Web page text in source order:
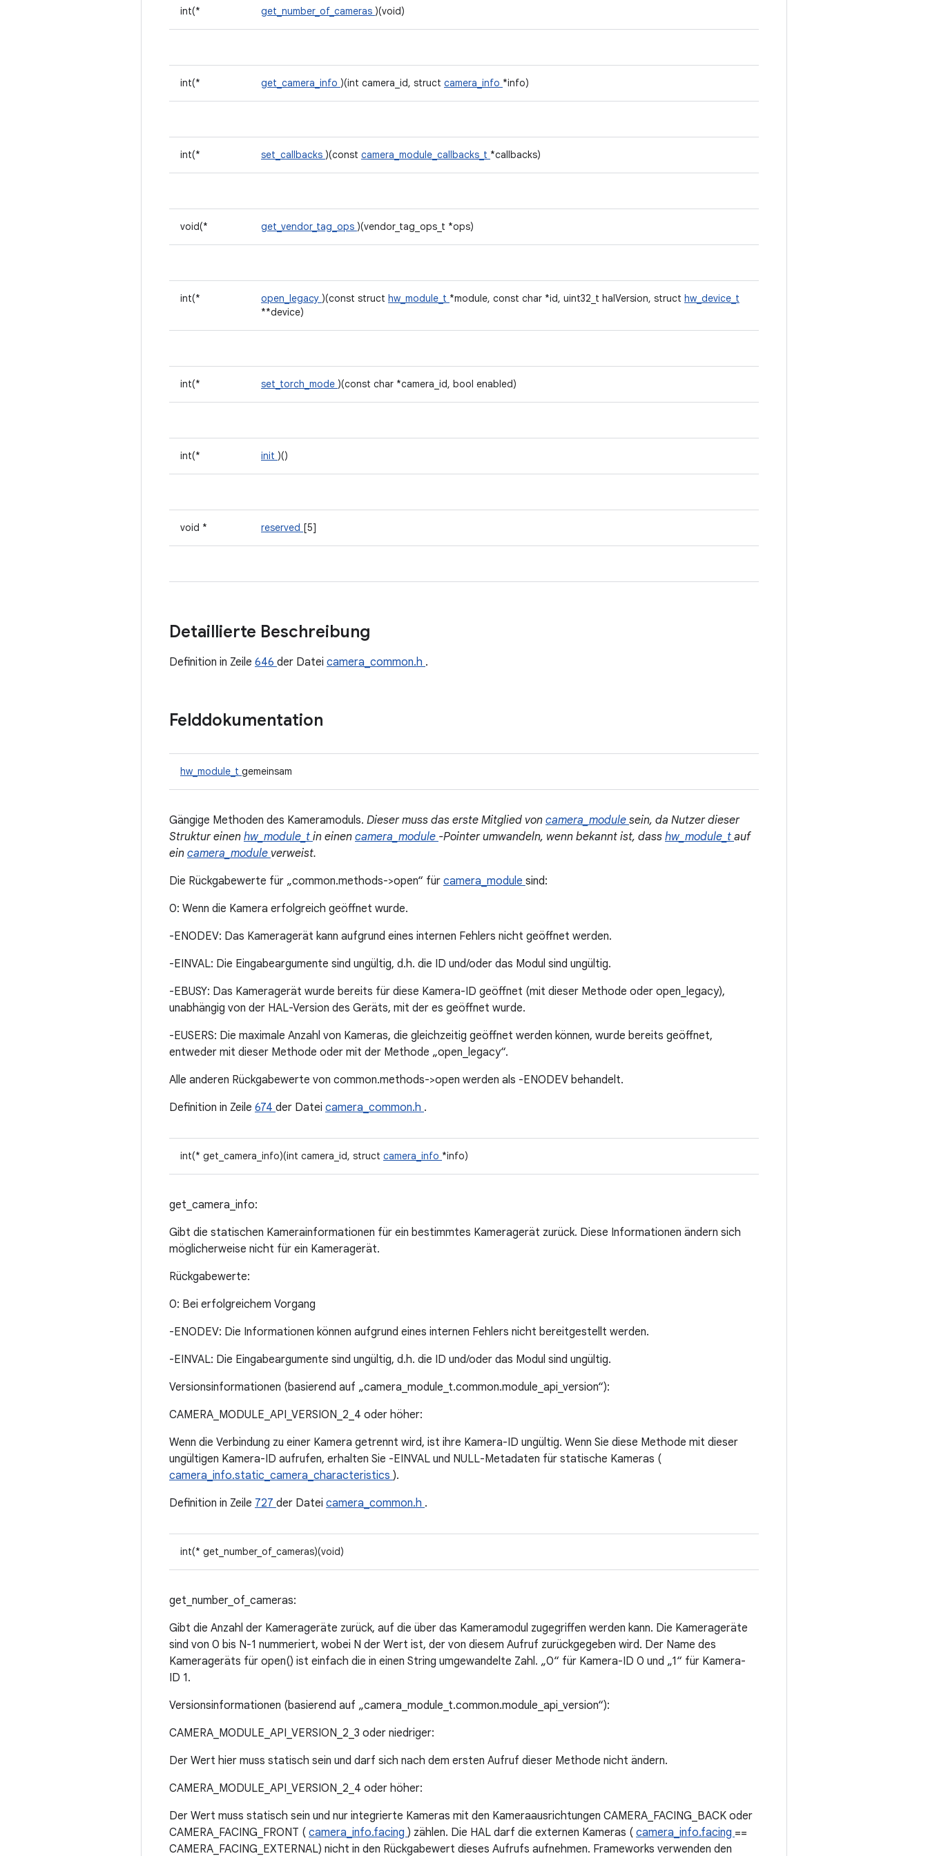
int(* get_number_of_cameras )(void)
int(* get_camera_info )(int camera_id, struct camera_info *info)
int(* set_callbacks )(const camera_module_callbacks_t *callbacks)
void(* get_vendor_tag_ops )(vendor_tag_ops_t *ops)
int(* open_legacy )(const struct hw_module_t *module, const char *id, uint32_t halVersion, struct hw_device_t
**device)
int(* set_torch_mode )(const char *camera_id, bool enabled)
int(* init )()
void * reserved [5]
Detaillierte Beschreibung
Definition in Zeile 646 der Datei camera_common.h .
Felddokumentation
hw_module_t gemeinsam
Gängige Methoden des Kameramoduls. Dieser muss das erste Mitglied von camera_module sein, da Nutzer dieser
Struktur einen hw_module_t in einen camera_module -Pointer umwandeln, wenn bekannt ist, dass hw_module_t auf
ein camera_module verweist.
Die Rückgabewerte für „common.methods->open“ für camera_module sind:
0: Wenn die Kamera erfolgreich geöffnet wurde.
-ENODEV: Das Kameragerät kann aufgrund eines internen Fehlers nicht geöffnet werden.
-EINVAL: Die Eingabeargumente sind ungültig, d.h. die ID und/oder das Modul sind ungültig.
-EBUSY: Das Kameragerät wurde bereits für diese Kamera-ID geöffnet (mit dieser Methode oder open_legacy),
unabhängig von der HAL-Version des Geräts, mit der es geöffnet wurde.
-EUSERS: Die maximale Anzahl von Kameras, die gleichzeitig geöffnet werden können, wurde bereits geöffnet,
entweder mit dieser Methode oder mit der Methode „open_legacy“.
Alle anderen Rückgabewerte von common.methods->open werden als -ENODEV behandelt.
Definition in Zeile 674 der Datei camera_common.h .
int(* get_camera_info)(int camera_id, struct camera_info *info)
get_camera_info:
Gibt die statischen Kamerainformationen für ein bestimmtes Kameragerät zurück. Diese Informationen ändern sich
möglicherweise nicht für ein Kameragerät.
Rückgabewerte:
0: Bei erfolgreichem Vorgang
-ENODEV: Die Informationen können aufgrund eines internen Fehlers nicht bereitgestellt werden.
-EINVAL: Die Eingabeargumente sind ungültig, d.h. die ID und/oder das Modul sind ungültig.
Versionsinformationen (basierend auf „camera_module_t.common.module_api_version“):
CAMERA_MODULE_API_VERSION_2_4 oder höher:
Wenn die Verbindung zu einer Kamera getrennt wird, ist ihre Kamera-ID ungültig. Wenn Sie diese Methode mit dieser
ungültigen Kamera-ID aufrufen, erhalten Sie -EINVAL und NULL-Metadaten für statische Kameras (
camera_info.static_camera_characteristics ).
Definition in Zeile 727 der Datei camera_common.h .
int(* get_number_of_cameras)(void)
get_number_of_cameras:
Gibt die Anzahl der Kamerageräte zurück, auf die über das Kameramodul zugegriffen werden kann. Die Kamerageräte
sind von 0 bis N-1 nummeriert, wobei N der Wert ist, der von diesem Aufruf zurückgegeben wird. Der Name des
Kamerageräts für open() ist einfach die in einen String umgewandelte Zahl. „0“ für Kamera-ID 0 und „1“ für Kamera-
ID 1.
Versionsinformationen (basierend auf „camera_module_t.common.module_api_version“):
CAMERA_MODULE_API_VERSION_2_3 oder niedriger:
Der Wert hier muss statisch sein und darf sich nach dem ersten Aufruf dieser Methode nicht ändern.
CAMERA_MODULE_API_VERSION_2_4 oder höher:
Der Wert muss statisch sein und nur integrierte Kameras mit den Kameraausrichtungen CAMERA_FACING_BACK oder
CAMERA_FACING_FRONT ( camera_info.facing ) zählen. Die HAL darf die externen Kameras ( camera_info.facing ==
CAMERA_FACING_EXTERNAL) nicht in den Rückgabewert dieses Aufrufs aufnehmen. Frameworks verwenden den